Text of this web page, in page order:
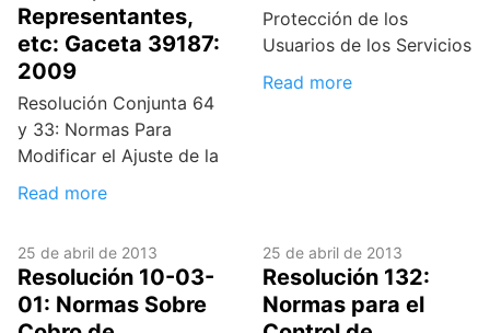
Representantes,
etc: Gaceta 39187:
2009
Resolución Conjunta 64
y 33: Normas Para
Modificar el Ajuste de la
Read more
Protección de los
Usuarios de los Servicios
Read more
25 de abril de 2013
Resolución 10-03-
01: Normas Sobre
25 de abril de 2013
Resolución 132:
Normas para el